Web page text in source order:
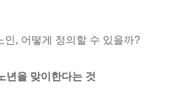
인, 어떻게 정의할 수 있을까?
년을 맞이한다는 것